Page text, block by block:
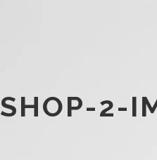
SHOP-2-